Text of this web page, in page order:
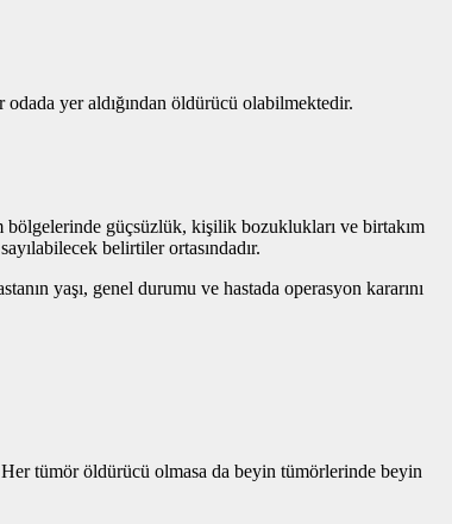
yer aldığından öldürücü olabilmektedir.
bölgelerinde güçsüzlük, kişilik bozuklukları ve birtakım
belirtiler ortasındadır.
yaşı, genel durumu ve hastada operasyon kararını
tümör öldürücü olmasa da beyin tümörlerinde beyin